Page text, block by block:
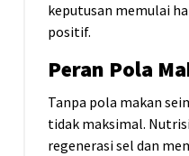
keputusan memulai
positif.
Peran Pola
Tanpa pola makan
tidak maksimal.
regenerasi sel dan